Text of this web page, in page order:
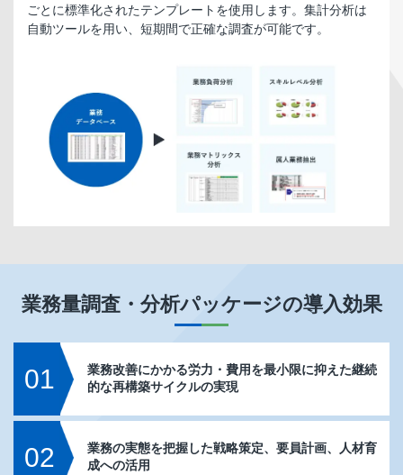
ごとに標準化されたテンプレートを使用します。集計分析は
自動ツールを用い、短期間で正確な調査が可能です。
業務量調査・分析パッケージの導入効果
01
業務改善にかかる労力・費用を最小限に抑えた継続
的な再構築サイクルの実現
02
業務の実態を把握した戦略策定、要員計画、人材育
成への活用